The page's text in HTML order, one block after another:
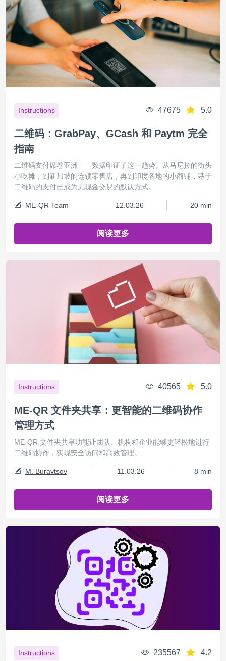
Instructions 47675 5.0
二维码：GrabPay、GCash 和 Paytm 完全
指南
二维码支付席卷亚洲——数据印证了这一趋势。从马尼拉的街头
小吃摊，到新加坡的连锁零售店，再到印度各地的小商铺，基于
二维码的支付已成为无现金交易的默认方式。
ME-QR Team 12.03.26 20 min
阅读更多
Instructions 40565 5.0
ME-QR 文件夹共享：更智能的二维码协作
管理方式
ME-QR 文件夹共享功能让团队、机构和企业能够更轻松地进行
二维码协作，实现安全访问和高效管理。
M. Buravtsov 11.03.26 8 min
阅读更多
Instructions 235567 4.2